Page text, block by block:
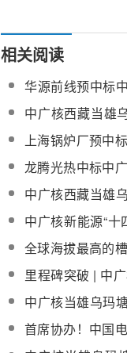
相关阅读
华源前线预中标
光热项目熔盐电
中广核西藏当雄
项目50MW光热
上海锅炉厂预中
光热+光伏一体
汽发生系统设备
龙腾光热中标中
+光伏一体化项
热系统
中广核西藏当雄
汽发生系统、汽
中广核新能源“十
纪实
全球海拔最高的
西藏乌玛塘
里程碑突破 | 中
攻关国内首个超
级专项获批立项
中广核当雄乌玛
设中，临建搭设
工作同步推进
首席协办！中国
线光热发电解决